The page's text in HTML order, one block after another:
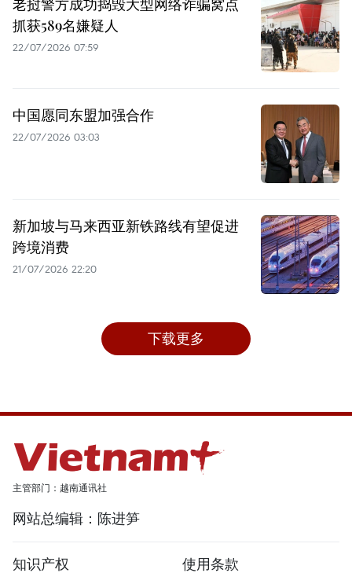
抓获589名嫌疑人
22/07/2026 07:59
中国愿同东盟加强合作
22/07/2026 03:03
新加坡与马来西亚新铁路线有望促进
跨境消费
21/07/2026 22:20
下载更多
主管部门：越南通讯社
网站总编辑：陈进笋
知识产权 使用条款